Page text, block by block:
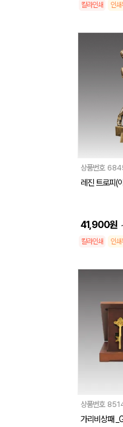
칼라인쇄 인쇄
상품번호
레진 트로피(
41,900원
칼라인쇄 인쇄
상품번호
가리비상패